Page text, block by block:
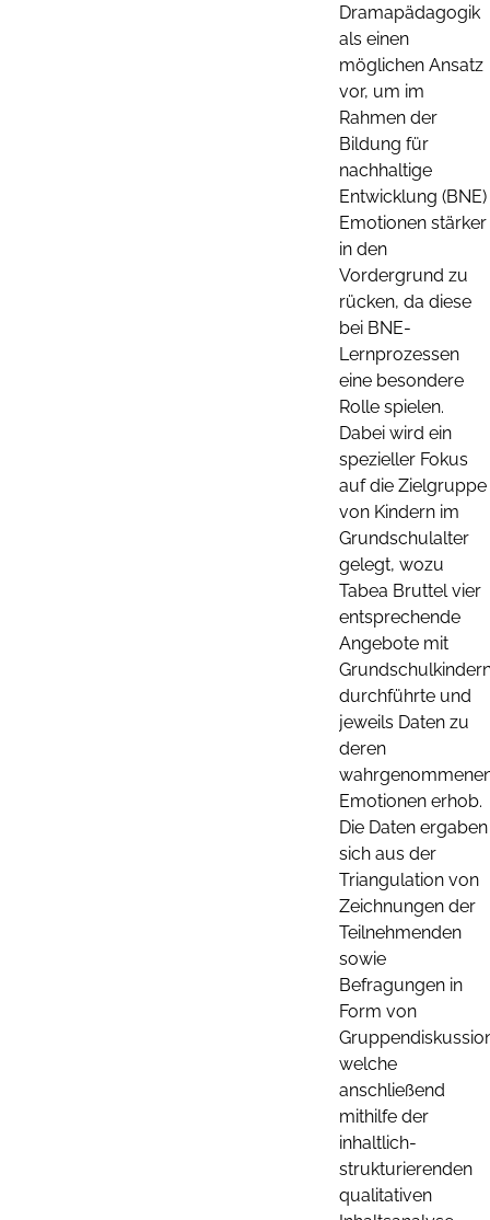
Dramapädagogik
als einen
möglichen Ansatz
vor, um im
Rahmen der
Bildung für
nachhaltige
Entwicklung (BNE)
Emotionen stärker
in den
Vordergrund zu
rücken, da diese
bei BNE-
Lernprozessen
eine besondere
Rolle spielen.
Dabei wird ein
spezieller Fokus
auf die Zielgruppe
von Kindern im
Grundschulalter
gelegt, wozu
Tabea Bruttel vier
entsprechende
Angebote mit
durchführte und
jeweils Daten zu
deren
Emotionen erhob.
Die Daten ergaben
sich aus der
Triangulation von
Zeichnungen der
Teilnehmenden
sowie
Befragungen in
Form von
welche
anschließend
mithilfe der
inhaltlich-
strukturierenden
qualitativen